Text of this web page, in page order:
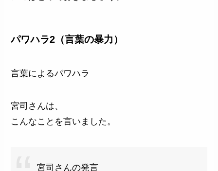
パワハラ2（言葉の暴力）
言葉によるパワハラ
宮司さんは、
こんなことを言いました。
宮司さんの発言